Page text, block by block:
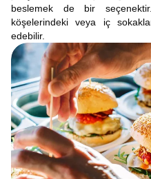
beslemek de bir
köşelerindeki veya iç
edebilir.